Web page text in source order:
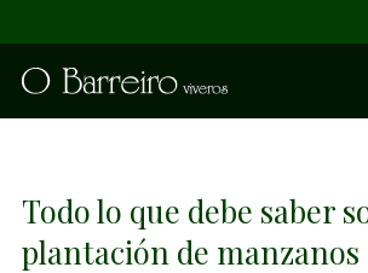
Todo lo que debe saber
plantación de manzanos